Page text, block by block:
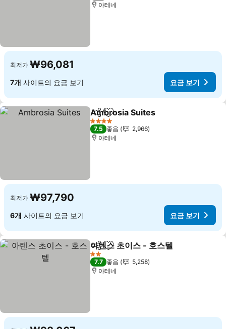
아테네
최저가 ₩96,081
7개 사이트의 요금 보기 요금 보기
공유 즐겨찾기에 추가
Ambrosia Suites
4 성급
7.5 좋음
2,966
아테네
최저가 ₩97,790
6개 사이트의 요금 보기 요금 보기
공유 즐겨찾기에 추가
아텐스 초이스 - 호스텔
2 성급
7.7 좋음
5,258
아테네